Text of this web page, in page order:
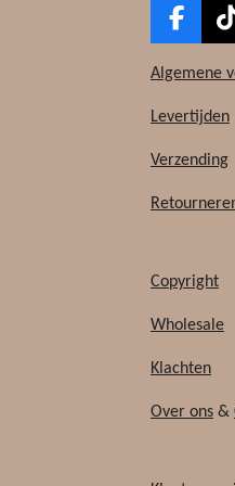
F
a
c
b
o
T
i
k
o
Algemene
Levertijden
Verzending
Copyright
Wholesale
Klachten
Over ons &